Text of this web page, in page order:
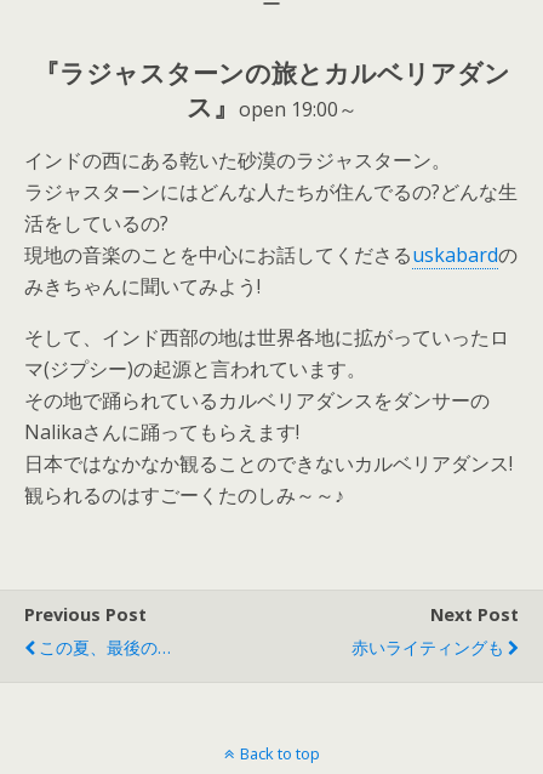
『ラジャスターンの旅とカルベリアダン
ス』 open 19:00～
インドの西にある乾いた砂漠のラジャスターン。
ラジャスターンにはどんな人たちが住んでるの?どんな生
活をしているの?
現地の音楽のことを中心にお話してくださるuskabardの
みきちゃんに聞いてみよう!
そして、インド西部の地は世界各地に拡がっていったロ
マ(ジプシー)の起源と言われています。
その地で踊られているカルベリアダンスをダンサーの
Nalikaさんに踊ってもらえます!
日本ではなかなか観ることのできないカルベリアダンス!
観られるのはすごーくたのしみ～～♪
Previous Post
この夏、最後の…
Next Post
赤いライティングも
Back to top